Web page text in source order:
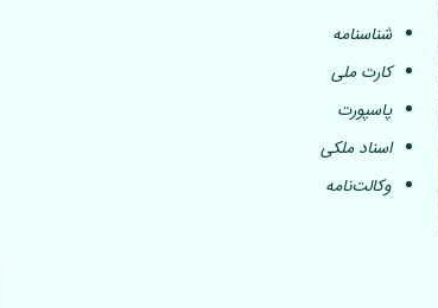
شناسنامه
کارت ملی
پاسپورت
اسناد ملکی
وکالت‌نامه